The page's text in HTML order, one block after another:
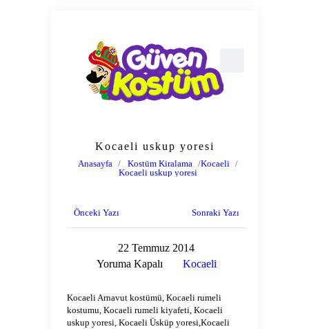
Kocaeli uskup yoresi
Anasayfa / Kostüm Kiralama /Kocaeli /
Kocaeli uskup yoresi
Önceki Yazı Sonraki Yazı
22 Temmuz 2014
Yoruma Kapalı
Kocaeli
Kocaeli Arnavut kostümü, Kocaeli rumeli
kostumu, Kocaeli rumeli kiyafeti, Kocaeli
uskup yoresi, Kocaeli Üsküp yoresi,Kocaeli